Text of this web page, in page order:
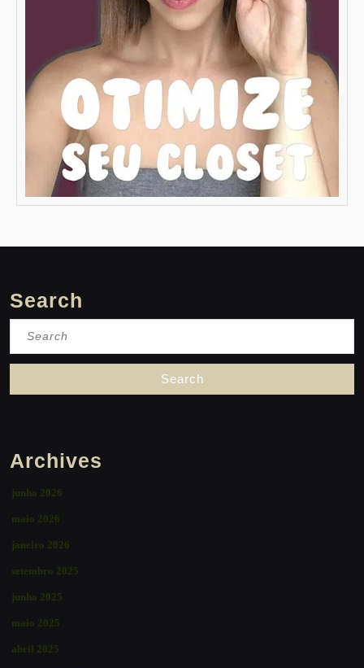
Search
Archives
junho 2026
maio 2026
janeiro 2026
setembro 2025
junho 2025
maio 2025
abril 2025